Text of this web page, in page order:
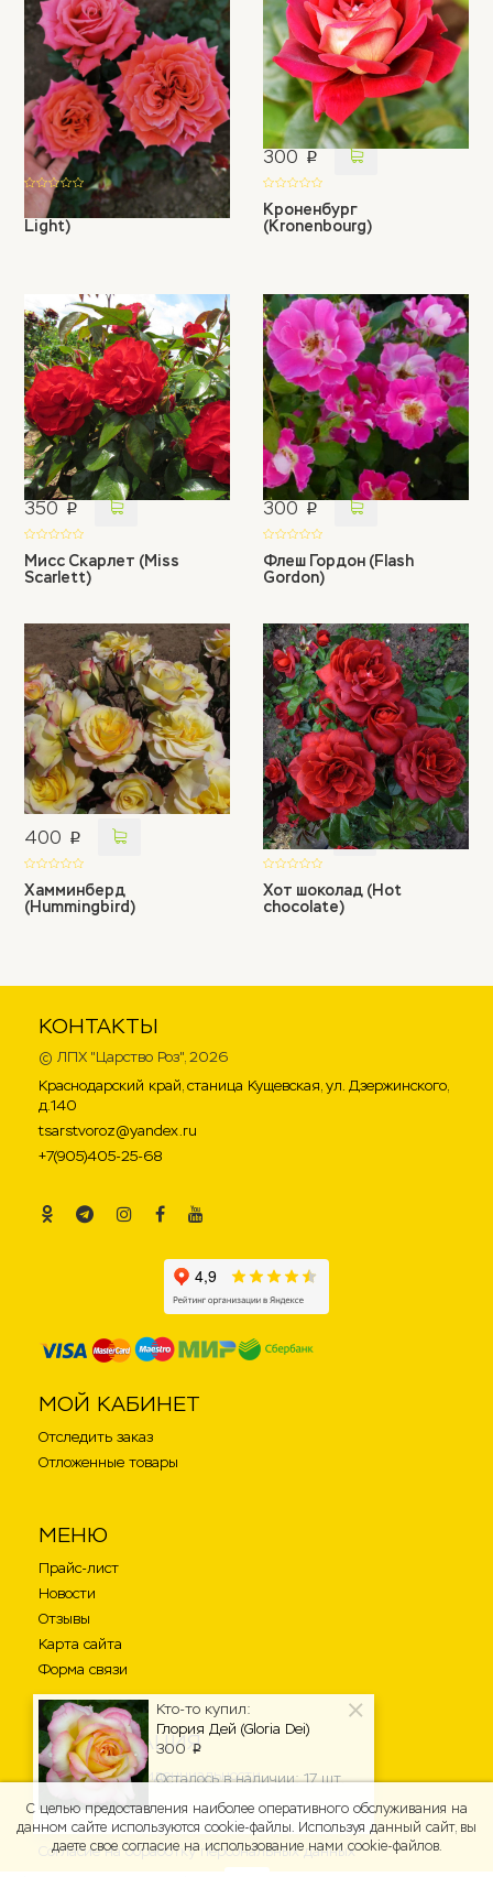
450p
Коппер Лайт (Copper
Light)
300 p
Кроненбург
(Kronenbourg)
350 p
Мисс Скарлет (Miss
Scarlett)
300 p
Флеш Гордон (Flash
Gordon)
400 p
Хамминберд
(Hummingbird)
350p
Хот шоколад (Hot
chocolate)
КОНТАКТЫ
© ЛПХ "Царство Роз", 2026
Краснодарский край, станица Кущевская, ул. Дзержинского,
д.140
tsarstvoroz@yandex.ru
+7(905)405-25-68
МОЙ КАБИНЕТ
Отследить заказ
Отложенные товары
МЕНЮ
Прайс-лист
Новости
Отзывы
Карта сайта
Форма связи
ИНФОРМАЦИЯ
Политика конфиденциальности
Доставка
Публичная оферта
Согласие на обработку персональных данных
С целью предоставления наиболее оперативного обслуживания на
данном сайте используются cookie-файлы. Используя данный сайт, вы
даете свое согласие на использование нами cookie-файлов.
Кто-то купил:
Глория Дей (Gloria Dei)
300p
Осталось в наличии: 17 шт.